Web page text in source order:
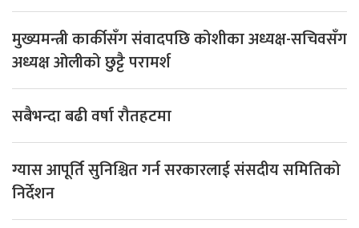
मुख्यमन्त्री कार्कीसँग संवादपछि कोशीका अध्यक्ष-सचिवसँग
अध्यक्ष ओलीको छुट्टै परामर्श
सबैभन्दा बढी वर्षा रौतहटमा
ग्यास आपूर्ति सुनिश्चित गर्न सरकारलाई संसदीय समितिको
निर्देशन